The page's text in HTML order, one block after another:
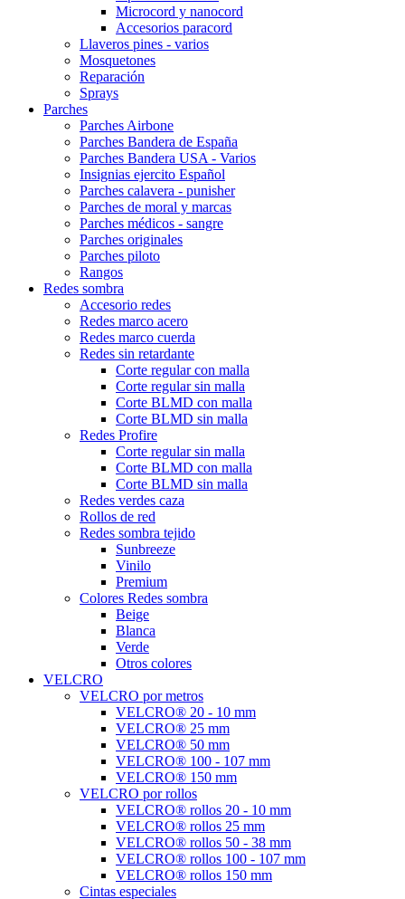
Microcord y nanocord
Accesorios paracord
Llaveros pines - varios
Mosquetones
Reparación
Sprays
Parches
Parches Airbone
Parches Bandera de España
Parches Bandera USA - Varios
Insignias ejercito Español
Parches calavera - punisher
Parches de moral y marcas
Parches médicos - sangre
Parches originales
Parches piloto
Rangos
Redes sombra
Accesorio redes
Redes marco acero
Redes marco cuerda
Redes sin retardante
Corte regular con malla
Corte regular sin malla
Corte BLMD con malla
Corte BLMD sin malla
Redes Profire
Corte regular sin malla
Corte BLMD con malla
Corte BLMD sin malla
Redes verdes caza
Rollos de red
Redes sombra tejido
Sunbreeze
Vinilo
Premium
Colores Redes sombra
Beige
Blanca
Verde
Otros colores
VELCRO
VELCRO por metros
VELCRO® 20 - 10 mm
VELCRO® 25 mm
VELCRO® 50 mm
VELCRO® 100 - 107 mm
VELCRO® 150 mm
VELCRO por rollos
VELCRO® rollos 20 - 10 mm
VELCRO® rollos 25 mm
VELCRO® rollos 50 - 38 mm
VELCRO® rollos 100 - 107 mm
VELCRO® rollos 150 mm
Cintas especiales